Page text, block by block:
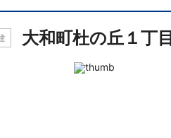
大和町杜の丘１丁目